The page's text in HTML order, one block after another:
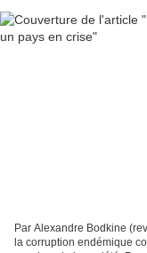
Par Alexandre Bodkine
la corruption endémique